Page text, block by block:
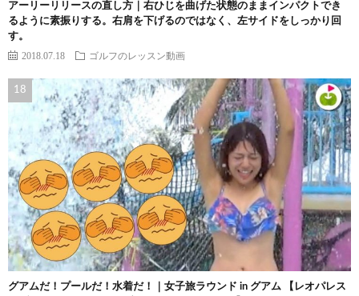
アーリーリリースの直し方｜右ひじを曲げた状態のままインパクトでき
るように素振りする。右肩を下げるのではなく、左サイドをしっかり回
す。
2018.07.18 ゴルフのレッスン動画
グアムだ！プールだ！水着だ！｜女子旅ラウンド in グアム 【レオパレス